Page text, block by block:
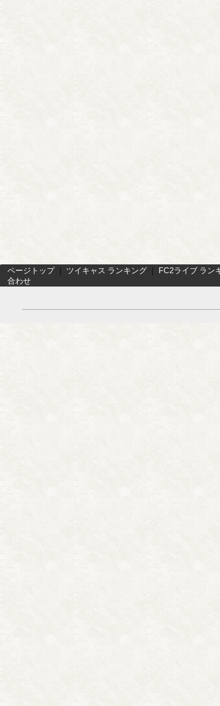
ページトップ｜ ツイキャス ランキング
FC2ライブ ラン
合わせ